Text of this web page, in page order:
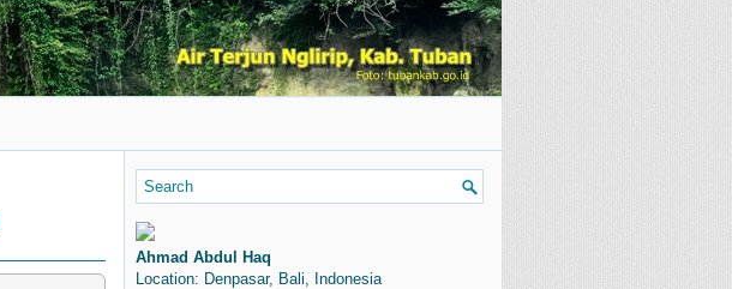
Ahmad Abdul Haq
Location: Denpasar, Bali, Indonesia